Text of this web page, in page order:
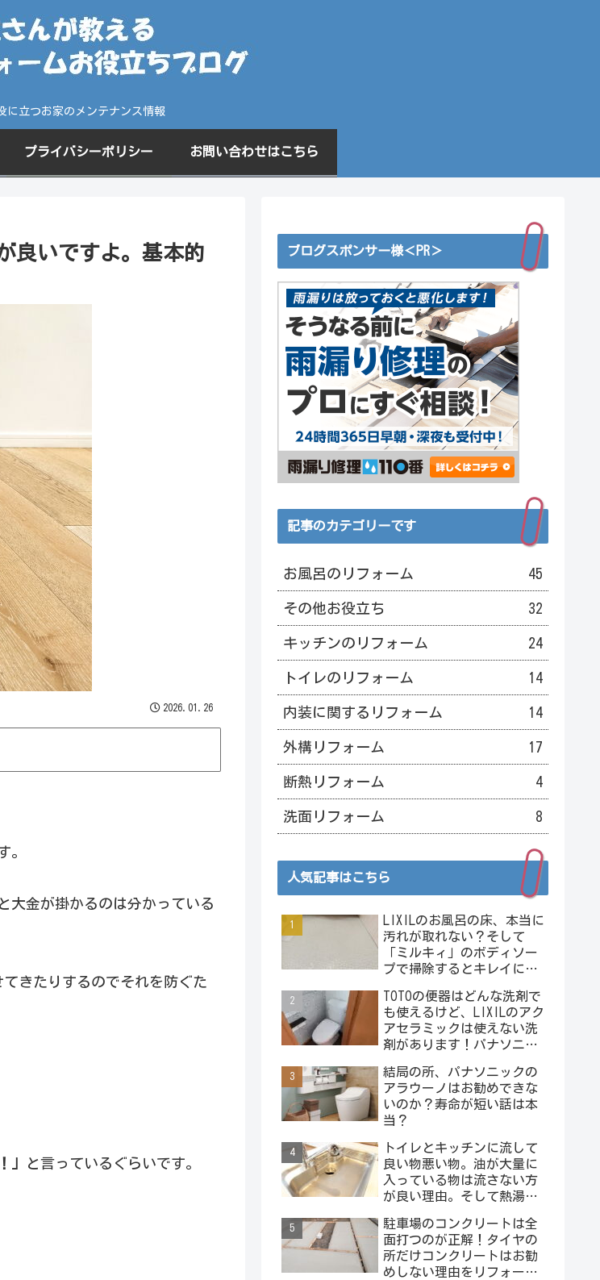
に立つお家のメンテナンス情報
プライバシーポリシー お問い合わせはこちら
良いですよ。基本的
2026.01.26
。
大金が掛かるのは分かっている
きたりするのでそれを防ぐた
」 と言っているぐらいです。
ブログスポンサー様＜PR＞
記事のカテゴリーです
お風呂のリフォーム 45
その他お役立ち 32
キッチンのリフォーム 24
トイレのリフォーム 14
内装に関するリフォーム 14
外構リフォーム 17
断熱リフォーム 4
洗面リフォーム 8
人気記事はこちら
LIXILのお風呂の床、本当に
汚れが取れない？そして
「ミルキィ」のボディソー
プで掃除するとキレイにな
クの予感･･･。
TOTOの便器はどんな洗剤で
も使えるけど、LIXILのアク
アセラミックは使えない洗
剤があります！パナソニッ
洗剤が沢山！
結局の所、パナソニックの
アラウーノはお勧めできな
いのか？寿命が短い話は本
当？
トイレとキッチンに流して
良い物悪い物。油が大量に
入っている物は流さない方
が良い理由。そして熱湯は
駐車場のコンクリートは全
面打つのが正解！タイヤの
所だけコンクリートはお勧
めしない理由をリフォーム